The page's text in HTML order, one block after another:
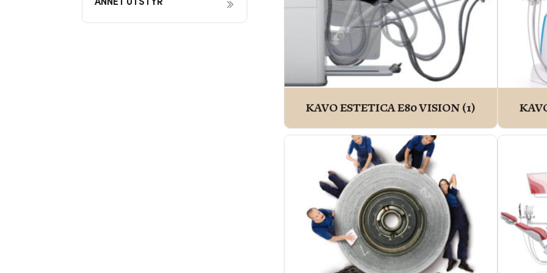
ANNET UTSTYR
KAVO ESTETICA E80 VISION (1)